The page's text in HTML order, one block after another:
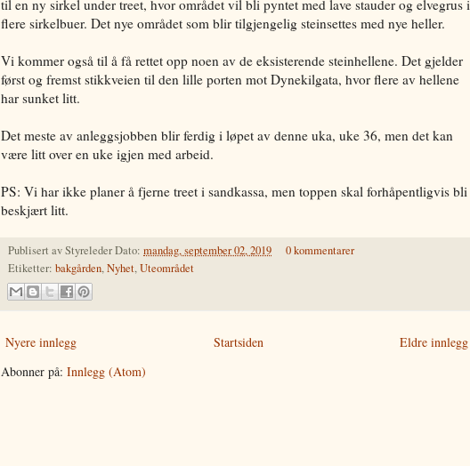
til en ny sirkel under treet, hvor området vil bli pyntet med lave stauder og elvegrus i
flere sirkelbuer. Det nye området som blir tilgjengelig steinsettes med nye heller.
Vi kommer også til å få rettet opp noen av de eksisterende steinhellene. Det gjelder
først og fremst stikkveien til den lille porten mot Dynekilgata, hvor flere av hellene
har sunket litt.
Det meste av anleggsjobben blir ferdig i løpet av denne uka, uke 36, men det kan
være litt over en uke igjen med arbeid.
PS: Vi har ikke planer å fjerne treet i sandkassa, men toppen skal forhåpentligvis bli
beskjært litt.
Publisert avStyrelederDato: mandag, september 02, 2019
0 kommentarer
Etiketter: bakgården,Nyhet,Uteområdet
Nyere innlegg Eldre innlegg
Startsiden
Abonner på: Innlegg (Atom)